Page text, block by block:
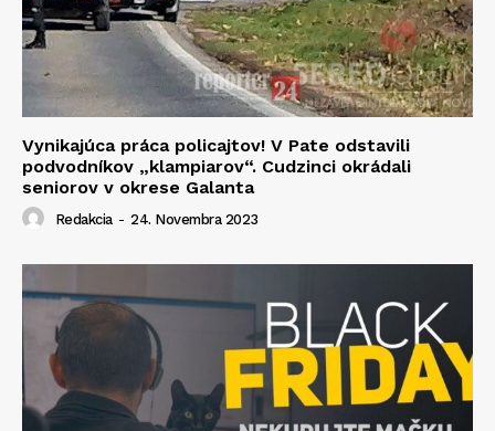
Vynikajúca práca policajtov! V Pate odstavili
podvodníkov „klampiarov“. Cudzinci okrádali
seniorov v okrese Galanta
Redakcia - 24. Novembra 2023